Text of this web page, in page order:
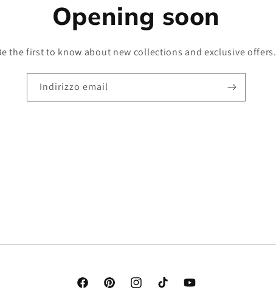
Opening soon
the first to know about new collections and exclusive offers.
Indirizzo email
FacebookPinterestInstagramTikTok YouTube